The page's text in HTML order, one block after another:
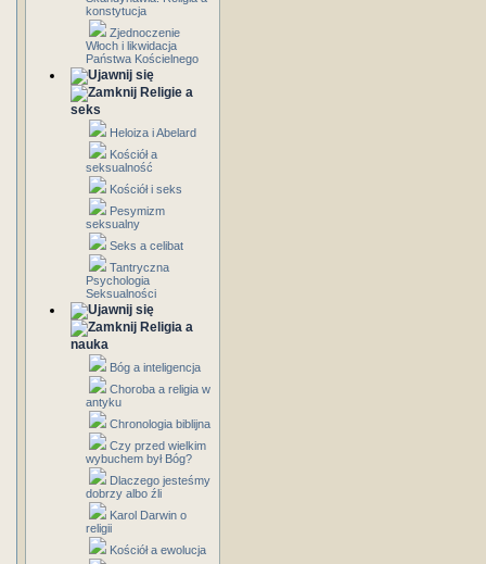
konstytucja
Zjednoczenie
Włoch i likwidacja
Państwa Kościelnego
Religie a
seks
Heloiza i Abelard
Kościół a
seksualność
Kościół i seks
Pesymizm
seksualny
Seks a celibat
Tantryczna
Psychologia
Seksualności
Religia a
nauka
Bóg a inteligencja
Choroba a religia w
antyku
Chronologia biblijna
Czy przed wielkim
wybuchem był Bóg?
Dlaczego jesteśmy
dobrzy albo źli
Karol Darwin o
religii
Kościół a ewolucja